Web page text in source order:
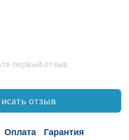
первый отзыв
отзыв
Оплата Гарантия